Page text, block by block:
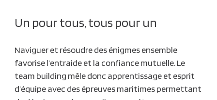
Un pour tous, tous pour un
Naviguer et résoudre des énigmes ensemble
favorise l’entraide et la confiance mutuelle. Le
team building mêle donc apprentissage et esprit
d’équipe avec des épreuves maritimes permettant